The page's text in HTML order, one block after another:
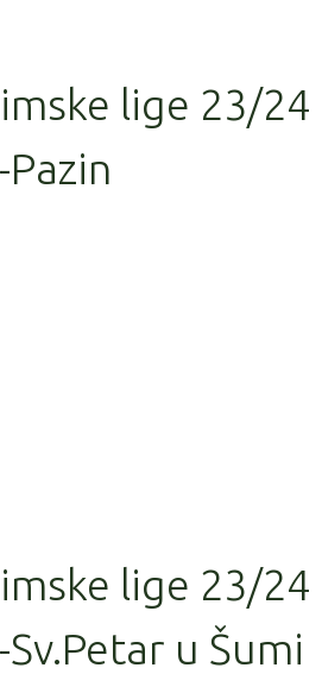
lige 23/24
lige 23/24
u Šumi